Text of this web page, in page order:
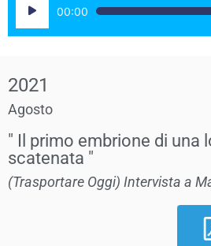
Player
00:00
2021
Agosto
" Il primo embrione di una
scatenata "
(Trasportare Oggi) Intervista a